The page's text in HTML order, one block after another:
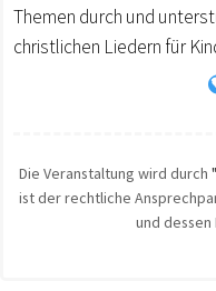
Themen durch und
christlichen Liedern für
Die Veranstaltung wird durch
ist der rechtliche
und